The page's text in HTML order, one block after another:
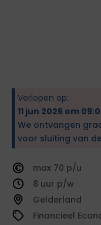
Verlopen op:
11 jun 2026 om
We ontvangen
voor sluiting van
70
8
Gelderland
Financieel